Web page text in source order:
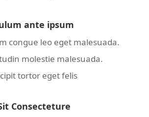
ante ipsum
congue leo eget malesuada.
molestie malesuada.
tortor eget felis
Consecteture